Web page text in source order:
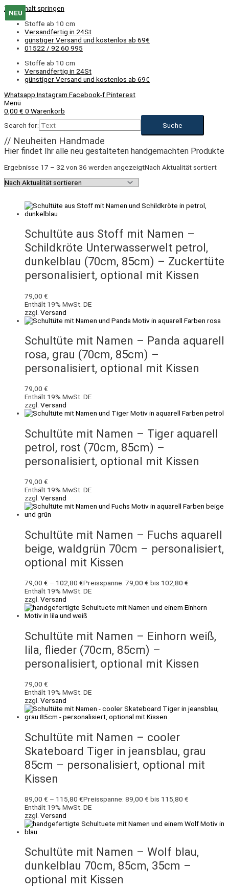
Zum Inhalt springen
Stoffe ab 10 cm
Versandfertig in 24St
günstiger Versand und kostenlos ab 69€
01522 / 92 60 995
Stoffe ab 10 cm
Versandfertig in 24St
günstiger Versand und kostenlos ab 69€
Whatsapp Instagram Facebook-fPinterest
Menü
0,00 € 0 Warenkorb
Search for:
// Neuheiten Handmade
Hier findet Ihr alle neu gestalteten handgemachten Produkte
Ergebnisse 17 – 32 von 36 werden angezeigtNach Aktualität sortiert
NEU
Schultüte aus Stoff mit Namen –
Schildkröte Unterwasserwelt petrol,
dunkelblau (70cm, 85cm) – Zuckertüte
personalisiert, optional mit Kissen
79,00 €
Enthält 19% MwSt. DE
zzgl. Versand
NEU
Schultüte mit Namen – Panda aquarell
rosa, grau (70cm, 85cm) –
personalisiert, optional mit Kissen
79,00 €
Enthält 19% MwSt. DE
zzgl. Versand
NEU
Schultüte mit Namen – Tiger aquarell
petrol, rost (70cm, 85cm) –
personalisiert, optional mit Kissen
79,00 €
Enthält 19% MwSt. DE
zzgl. Versand
NEU
Schultüte mit Namen – Fuchs aquarell
beige, waldgrün 70cm – personalisiert,
optional mit Kissen
79,00 € – 102,80 €Preisspanne: 79,00 € bis 102,80 €
Enthält 19% MwSt. DE
zzgl. Versand
NEU
Schultüte mit Namen – Einhorn weiß,
lila, flieder (70cm, 85cm) –
personalisiert, optional mit Kissen
79,00 €
Enthält 19% MwSt. DE
zzgl. Versand
NEU
Schultüte mit Namen – cooler
Skateboard Tiger in jeansblau, grau
85cm – personalisiert, optional mit
Kissen
89,00 € – 115,80 €Preisspanne: 89,00 € bis 115,80 €
Enthält 19% MwSt. DE
zzgl. Versand
NEU
Schultüte mit Namen – Wolf blau,
dunkelblau 70cm, 85cm, 35cm –
optional mit Kissen
NEU
NEU
NEU
NEU
NEU
NEU
NEU
NEU
NEU